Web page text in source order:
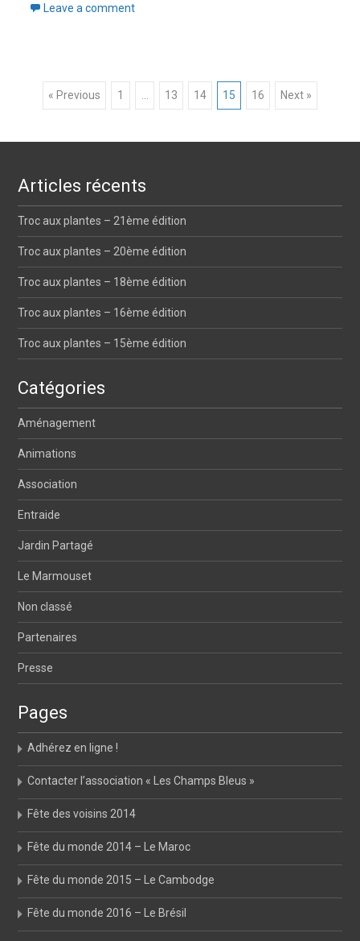
Leave a comment
Posts
navigation
« Previous 1 13 14 15 16 Next »
Articles récents
Troc aux plantes – 21ème édition
Troc aux plantes – 20ème édition
Troc aux plantes – 18ème édition
Troc aux plantes – 16ème édition
Troc aux plantes – 15ème édition
Catégories
Aménagement
Animations
Association
Entraide
Jardin Partagé
Le Marmouset
Non classé
Partenaires
Presse
Pages
Adhérez en ligne !
Contacter l’association « Les Champs Bleus »
Fête des voisins 2014
Fête du monde 2014 – Le Maroc
Fête du monde 2015 – Le Cambodge
Fête du monde 2016 – Le Brésil